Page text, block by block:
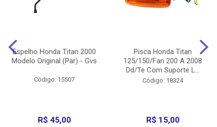
Espelho Honda Titan 2000
Modelo Original (Par) - Gvs
Código: 15507
R$ 45,00
Pisca Honda Titan
125/150/Fan 200 A 2008
Dd/Te Com Suporte L...
Código: 18324
R$ 15,00